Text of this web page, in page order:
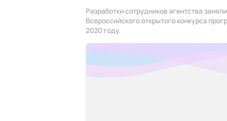
Разработки сотрудников агентства
Всероссийского открытого конкурса
2020 году.